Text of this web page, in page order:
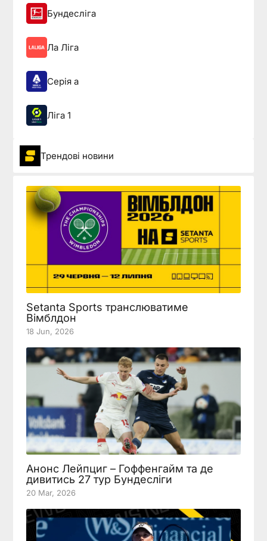
Бундесліга
Ла Ліга
Серія а
Ліга 1
Трендові новини
Setanta Sports транслюватиме
Вімблдон
18 Jun, 2026
Анонс Лейпциг – Гоффенгайм та де
дивитись 27 тур Бундесліги
20 Mar, 2026